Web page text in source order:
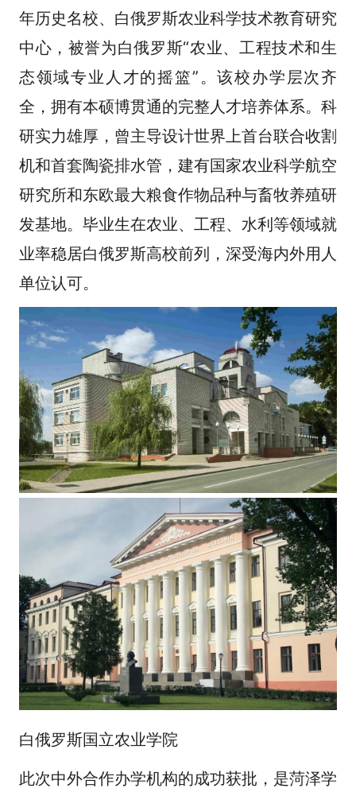
年历史名校、白俄罗斯农业科学技术教育研究
中心，被誉为白俄罗斯“农业、工程技术和生
态领域专业人才的摇篮”。该校办学层次齐
全，拥有本硕博贯通的完整人才培养体系。科
研实力雄厚，曾主导设计世界上首台联合收割
机和首套陶瓷排水管，建有国家农业科学航空
研究所和东欧最大粮食作物品种与畜牧养殖研
发基地。毕业生在农业、工程、水利等领域就
业率稳居白俄罗斯高校前列，深受海内外用人
单位认可。
白俄罗斯国立农业学院
此次中外合作办学机构的成功获批，是菏泽学